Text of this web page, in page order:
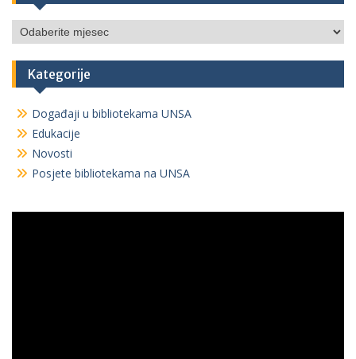
Arhiva
Kategorije
Događaji u bibliotekama UNSA
Edukacije
Novosti
Posjete bibliotekama na UNSA